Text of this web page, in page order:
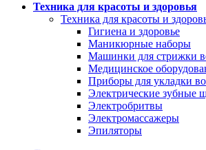
Техника для красоты и здоровья
Техника для красоты и
Гигиена и здоровье
Маникюрные наборы
Машинки для стрижки
Медицинское
Приборы для укладки
Электрические зубные
Электробритвы
Электромассажеры
Эпиляторы